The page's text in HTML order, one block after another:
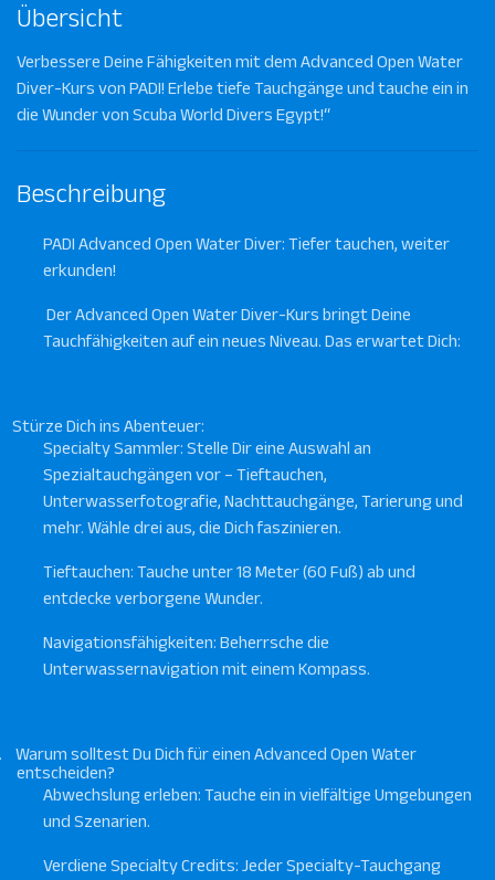
Übersicht
Verbessere Deine Fähigkeiten mit dem Advanced Open Water
Diver-Kurs von PADI! Erlebe tiefe Tauchgänge und tauche ein in
die Wunder von Scuba World Divers Egypt!“
Beschreibung
PADI Advanced Open Water Diver: Tiefer tauchen, weiter
erkunden!
Der Advanced Open Water Diver-Kurs bringt Deine
Tauchfähigkeiten auf ein neues Niveau. Das erwartet Dich:
Stürze Dich ins Abenteuer:
Specialty Sammler: Stelle Dir eine Auswahl an
Spezialtauchgängen vor – Tieftauchen,
Unterwasserfotografie, Nachttauchgänge, Tarierung und
mehr. Wähle drei aus, die Dich faszinieren.
Tieftauchen: Tauche unter 18 Meter (60 Fuß) ab und
entdecke verborgene Wunder.
Navigationsfähigkeiten: Beherrsche die
Unterwassernavigation mit einem Kompass.
Warum solltest Du Dich für einen Advanced Open Water
entscheiden?
Abwechslung erleben: Tauche ein in vielfältige Umgebungen
und Szenarien.
Verdiene Specialty Credits: Jeder Specialty-Tauchgang